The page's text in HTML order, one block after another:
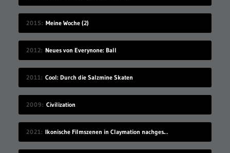
2015 Meine Woche (2)
2012 Neues von Everynone: Ball
2011 Cool: Durch die Salzmine Skaten
2009 Civilization
2021 Ikonische Filmszenen in Claymation nachgestellt